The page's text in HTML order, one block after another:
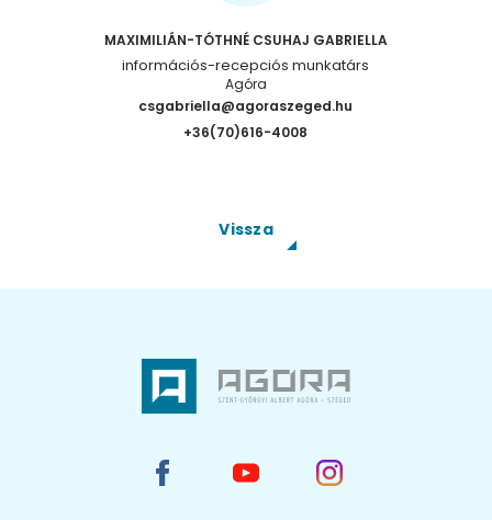
MAXIMILIÁN-TÓTHNÉ CSUHAJ GABRIELLA
információs-recepciós munkatárs
Agóra
csgabriella@agoraszeged.hu
+36(70)616-4008
Vissza